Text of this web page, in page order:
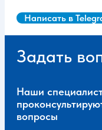
Написать в
Задать
Наши
вопросы